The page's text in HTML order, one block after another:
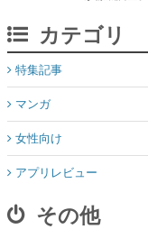
カテゴリ
特集記事
マンガ
女性向け
アプリレビュー
その他